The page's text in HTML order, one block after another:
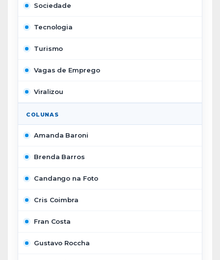
Sociedade
Tecnologia
Turismo
Vagas de Emprego
Viralizou
COLUNAS
Amanda Baroni
Brenda Barros
Candango na Foto
Cris Coimbra
Fran Costa
Gustavo Roccha